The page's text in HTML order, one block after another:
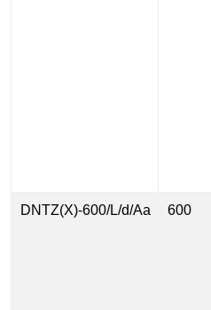
DNTZ(X)-600/L/d/Aa 600